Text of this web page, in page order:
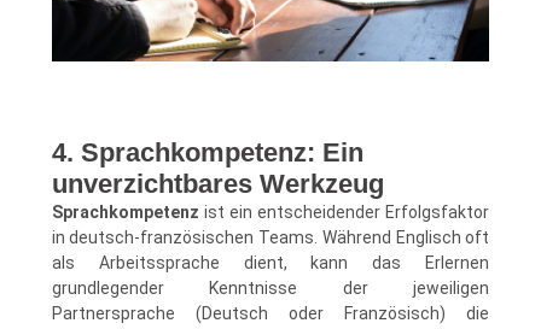
4. Sprachkompetenz: Ein
unverzichtbares Werkzeug
Sprachkompetenz ist ein entscheidender Erfolgsfaktor
in deutsch-französischen Teams. Während Englisch oft
als Arbeitssprache dient, kann das Erlernen
grundlegender Kenntnisse der jeweiligen
Partnersprache (Deutsch oder Französisch) die